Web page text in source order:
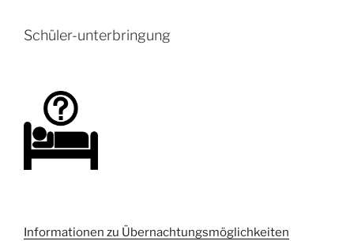
Schüler-unterbringung
Informationen zu Übernachtungsmöglichkeiten